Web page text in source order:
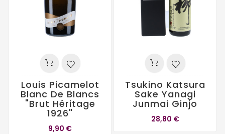
Louis Picamelot
Blanc De Blancs
"Brut Héritage
1926"
9,90 €
Tsukino Katsura
Sake Yanagi
Junmai Ginjo
28,80 €